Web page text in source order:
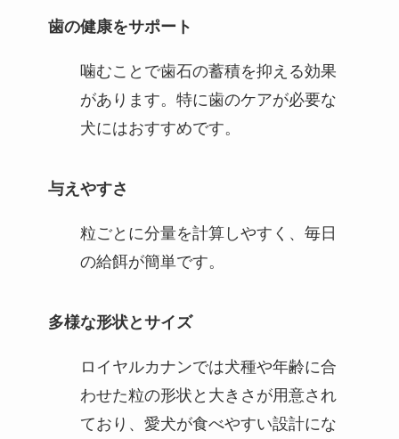
歯の健康をサポート
噛むことで歯石の蓄積を抑える効果
があります。特に歯のケアが必要な
犬にはおすすめです。
与えやすさ
粒ごとに分量を計算しやすく、毎日
の給餌が簡単です。
多様な形状とサイズ
ロイヤルカナンでは犬種や年齢に合
わせた粒の形状と大きさが用意され
ており、愛犬が食べやすい設計にな